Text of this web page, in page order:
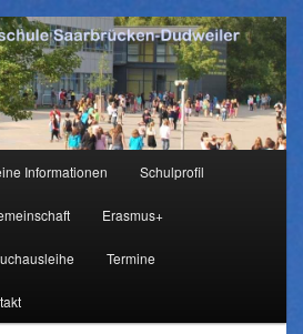
Informationen Schulprofil
Erasmus+
Termine